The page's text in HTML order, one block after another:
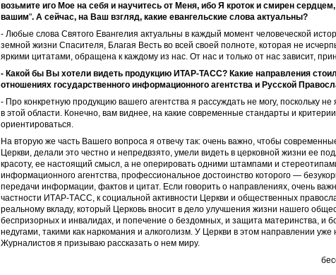
возьмите иго Мое на себя и научитесь от Меня, ибо Я кроток и смирен
вашим". А сейчас, на Ваш взгляд, какие евангельские слова актуальны?
- Любые слова Святого Евангелия актуальны в каждый момент человеческой
земной жизни Спасителя, Благая Весть во всей своей полноте, которая не
яркими цитатами, обращена к каждому из нас. От нас и только от нас зависит,
- Какой бы Вы хотели видеть продукцию ИТАР-ТАСС? Какие направления
отношениях государственного информационного агентства и Русской
- Про конкретную продукцию вашего агентства я рассуждать не могу, поскольку
в этой области. Конечно, вам виднее, на какие современные стандарты и
ориентироваться.
На вторую же часть Вашего вопроса я отвечу так: очень важно, чтобы
Церкви, делали это честно и непредвзято, умели видеть в церковной жизни ее
красоту, ее настоящий смысл, а не оперировать одними штампами и
информационного агентства, профессиональное достоинство которого —
передачи информации, фактов и цитат. Если говорить о направлениях, очень
частности ИТАР-ТАСС, к социальной активности Церкви и общественных
реальному вкладу, который Церковь вносит в дело улучшения жизни нашего
беспризорных и инвалидах, и попечение о бездомных, и защита материнства, и
недугами, такими как наркомания и алкоголизм. У Церкви в этом направлении
Журналистов я призываю рассказать о нем миру.